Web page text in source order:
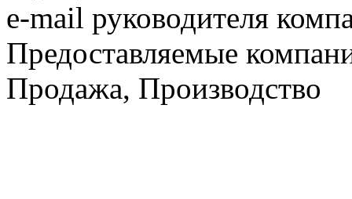
e-mail руководителя
Предоставляемые
Продажа, Производство